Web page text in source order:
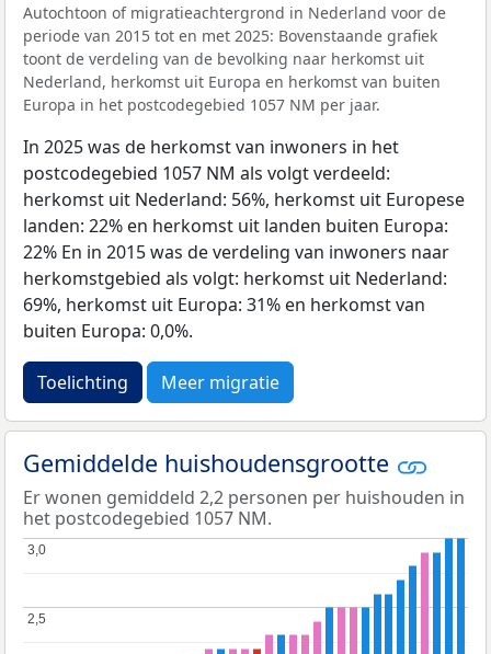
Autochtoon of migratieachtergrond in Nederland voor de
periode van 2015 tot en met 2025: Bovenstaande grafiek
toont de verdeling van de bevolking naar herkomst uit
Nederland, herkomst uit Europa en herkomst van buiten
Europa in het postcodegebied 1057 NM per jaar.
In 2025 was de herkomst van inwoners in het
postcodegebied 1057 NM als volgt verdeeld:
herkomst uit Nederland: 56%, herkomst uit Europese
landen: 22% en herkomst uit landen buiten Europa:
22% En in 2015 was de verdeling van inwoners naar
herkomstgebied als volgt: herkomst uit Nederland:
69%, herkomst uit Europa: 31% en herkomst van
buiten Europa: 0,0%.
Toelichting Meer migratie
Gemiddelde huishoudensgrootte
Er wonen gemiddeld 2,2 personen per huishouden in
het postcodegebied 1057 NM.
2,5
2,5
3,0
3,0